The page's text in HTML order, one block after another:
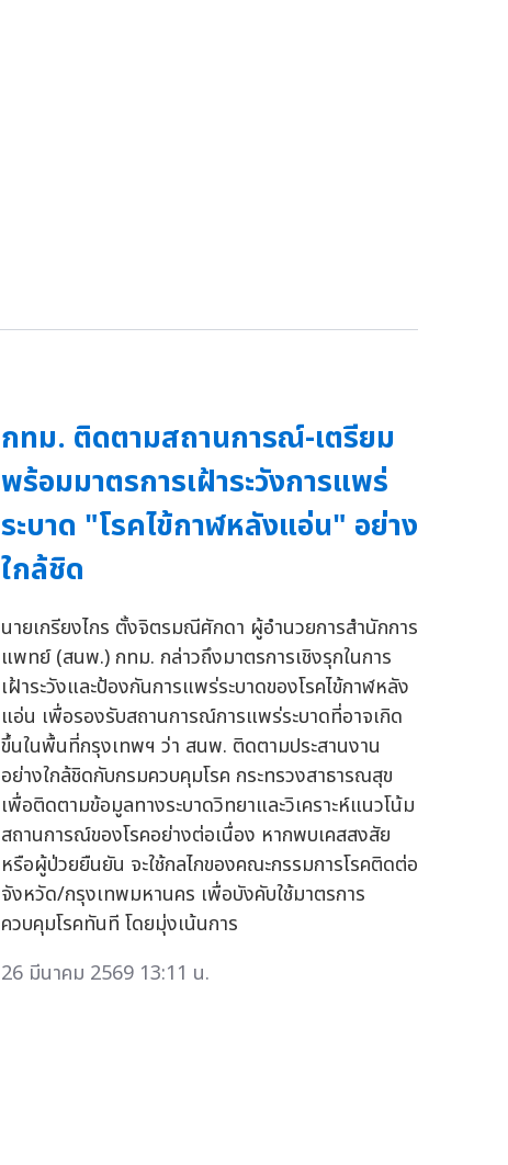
กทม. ติดตามสถานการณ์-เตรียม
พร้อมมาตรการเฝ้าระวังการแพร่
ระบาด "โรคไข้กาฬหลังแอ่น" อย่าง
ใกล้ชิด
นายเกรียงไกร ตั้งจิตรมณีศักดา ผู้อำนวยการสำนักการ
แพทย์ (สนพ.) กทม. กล่าวถึงมาตรการเชิงรุกในการ
เฝ้าระวังและป้องกันการแพร่ระบาดของโรคไข้กาฬหลัง
แอ่น เพื่อรองรับสถานการณ์การแพร่ระบาดที่อาจเกิด
ขึ้นในพื้นที่กรุงเทพฯ ว่า สนพ. ติดตามประสานงาน
อย่างใกล้ชิดกับกรมควบคุมโรค กระทรวงสาธารณสุข
เพื่อติดตามข้อมูลทางระบาดวิทยาและวิเคราะห์แนวโน้ม
สถานการณ์ของโรคอย่างต่อเนื่อง หากพบเคสสงสัย
หรือผู้ป่วยยืนยัน จะใช้กลไกของคณะกรรมการโรคติดต่อ
จังหวัด/กรุงเทพมหานคร เพื่อบังคับใช้มาตรการ
ควบคุมโรคทันที โดยมุ่งเน้นการ
26 มีนาคม 2569 13:11 น.